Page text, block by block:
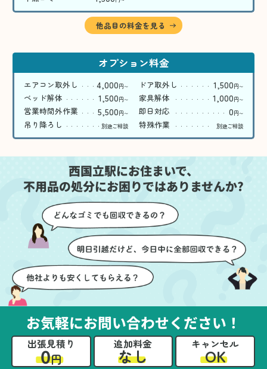
他品目の料金を見る
オプション料金
エアコン取外し 4,000円〜 ドア取外し 1,500円〜
ベッド解体 1,500円〜 家具解体 1,000円〜
営業時間外作業 5,500円〜 即日対応 0円〜
吊り降ろし 別途ご相談 特殊作業 別途ご相談
西国立駅にお住まいで、
不用品の処分にお困りではありませんか?
お気軽にお問い合わせください！
出張見積り
0円
追加料金
なし
キャンセル
OK